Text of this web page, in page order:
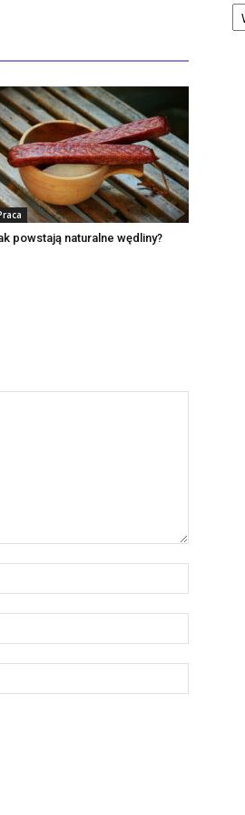
powstają naturalne wędliny?